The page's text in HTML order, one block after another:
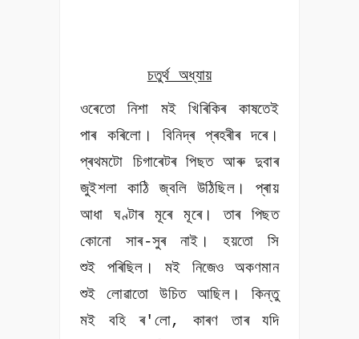
চতুৰ্থ অধ্যায়
ওৰেতো নিশা মই খিৰিকিৰ কাষতেই
পাৰ কৰিলো। বিনিদ্ৰ প্ৰহৰীৰ দৰে।
প্ৰথমটো চিগাৰেটৰ পিছত আৰু দুবাৰ
জুইশলা কাঠি জ্বলি উঠিছিল। প্ৰায়
আধা ঘণ্টাৰ মূৰে মূৰে। তাৰ পিছত
কোনো সাৰ-সুৰ নাই। হয়তো সি
শুই পৰিছিল। মই নিজেও অকণমান
শুই লোৱাতো উচিত আছিল। কিন্তু
মই বহি ৰ'লো, কাৰণ তাৰ যদি